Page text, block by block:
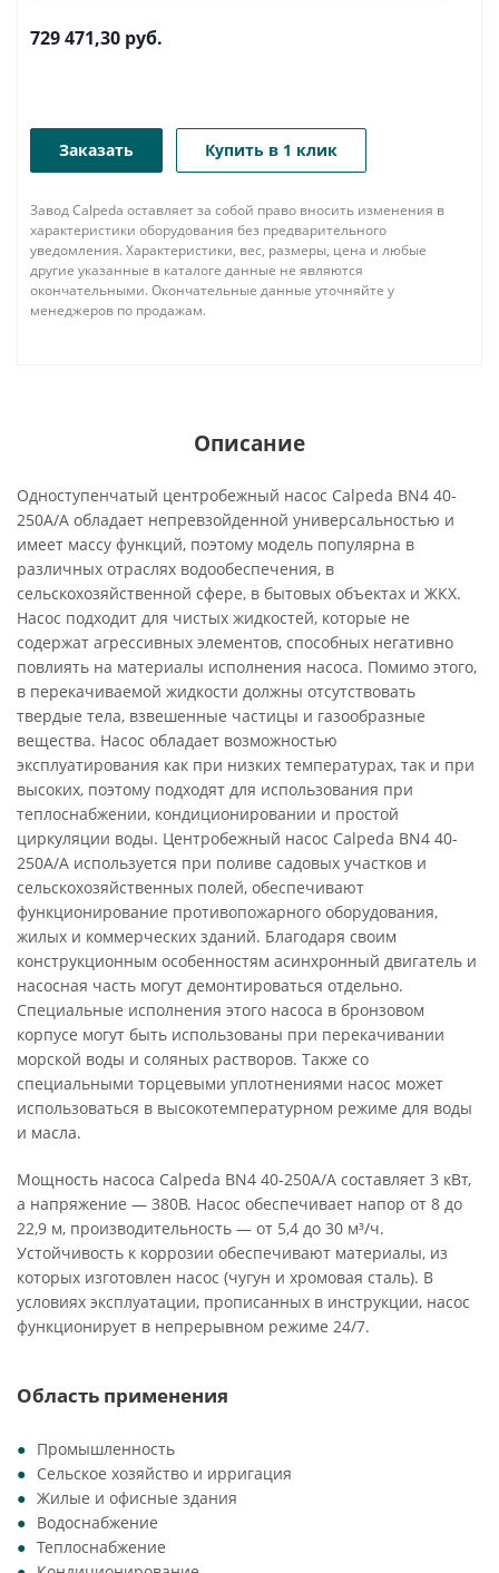
729 471,30 руб.
Заказать Купить в 1 клик
Завод Calpeda оставляет за собой право вносить изменения в
характеристики оборудования без предварительного
уведомления. Характеристики, вес, размеры, цена и любые
другие указанные в каталоге данные не являются
окончательными. Окончательные данные уточняйте у
менеджеров по продажам.
Описание
Одноступенчатый центробежный насос Calpeda BN4 40-
250A/A обладает непревзойденной универсальностью и
имеет массу функций, поэтому модель популярна в
различных отраслях водообеспечения, в
сельскохозяйственной сфере, в бытовых объектах и ЖКХ.
Насос подходит для чистых жидкостей, которые не
содержат агрессивных элементов, способных негативно
повлиять на материалы исполнения насоса. Помимо этого,
в перекачиваемой жидкости должны отсутствовать
твердые тела, взвешенные частицы и газообразные
вещества. Насос обладает возможностью
эксплуатирования как при низких температурах, так и при
высоких, поэтому подходят для использования при
теплоснабжении, кондиционировании и простой
циркуляции воды. Центробежный насос Calpeda BN4 40-
250A/A используется при поливе садовых участков и
сельскохозяйственных полей, обеспечивают
функционирование противопожарного оборудования,
жилых и коммерческих зданий. Благодаря своим
конструкционным особенностям асинхронный двигатель и
насосная часть могут демонтироваться отдельно.
Специальные исполнения этого насоса в бронзовом
корпусе могут быть использованы при перекачивании
морской воды и соляных растворов. Также со
специальными торцевыми уплотнениями насос может
использоваться в высокотемпературном режиме для воды
и масла.
Мощность насоса Calpeda BN4 40-250A/A составляет 3 кВт,
а напряжение — 380В. Насос обеспечивает напор от 8 до
22,9 м, производительность — от 5,4 до 30 м³/ч.
Устойчивость к коррозии обеспечивают материалы, из
которых изготовлен насос (чугун и хромовая сталь). В
условиях эксплуатации, прописанных в инструкции, насос
функционирует в непрерывном режиме 24/7.
Область применения
Промышленность
Сельское хозяйство и ирригация
Жилые и офисные здания
Водоснабжение
Теплоснабжение